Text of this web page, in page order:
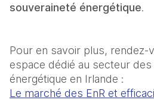
souveraineté énergétique.
Pour en savoir plus, rendez-
espace dédié au secteur
Le marché des EnR et